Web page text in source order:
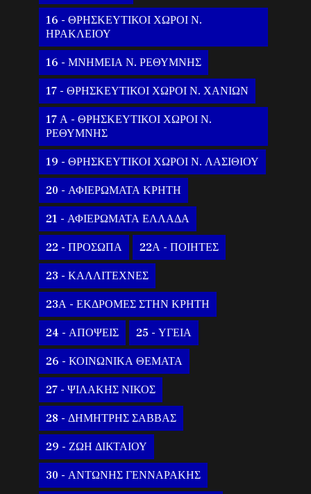
16 - ΘΡΗΣΚΕΥΤΙΚΟΙ ΧΩΡΟΙ Ν.
ΗΡΑΚΛΕΙΟΥ
16 - ΜΝΗΜΕΙΑ Ν. ΡΕΘΥΜΝΗΣ
17 - ΘΡΗΣΚΕΥΤΙΚΟΙ ΧΩΡΟΙ Ν. ΧΑΝΙΩΝ
17 Α - ΘΡΗΣΚΕΥΤΙΚΟΙ ΧΩΡΟΙ Ν.
ΡΕΘΥΜΝΗΣ
19 - ΘΡΗΣΚΕΥΤΙΚΟΙ ΧΩΡΟΙ Ν. ΛΑΣΙΘΙΟΥ
20 - ΑΦΙΕΡΩΜΑΤΑ ΚΡΗΤΗ
21 - ΑΦΙΕΡΩΜΑΤΑ ΕΛΛΑΔΑ
22 - ΠΡΟΣΩΠΑ 22Α - ΠΟΙΗΤΕΣ
23 - ΚΑΛΛΙΤΕΧΝΕΣ
23Α - ΕΚΔΡΟΜΕΣ ΣΤΗΝ ΚΡΗΤΗ
24 - ΑΠΟΨΕΙΣ 25 - ΥΓΕΙΑ
26 - ΚΟΙΝΩΝΙΚΑ ΘΕΜΑΤΑ
27 - ΨΙΛΑΚΗΣ ΝΙΚΟΣ
28 - ΔΗΜΗΤΡΗΣ ΣΑΒΒΑΣ
29 - ΖΩΗ ΔΙΚΤΑΙΟΥ
30 - ΑΝΤΩΝΗΣ ΓΕΝΝΑΡΑΚΗΣ